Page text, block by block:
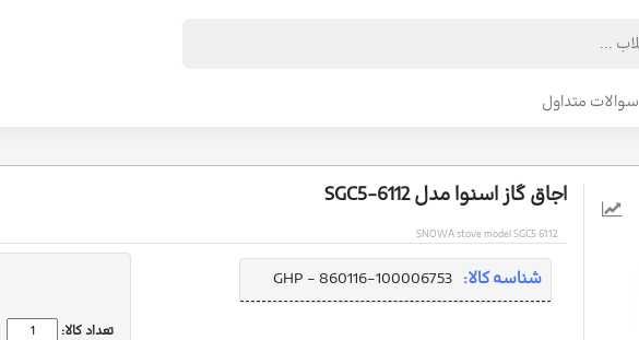
سوالات متداول
اجاق گاز اسنوا مدل SGC5-6112
SNOWA stove model SGC5 6112
شناسه کالا: GHP - 860116-100006753
تعداد کالا: